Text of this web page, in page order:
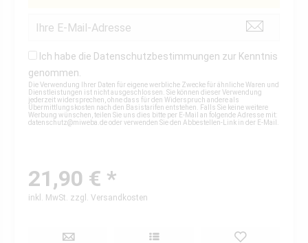
Ich habe die Datenschutzbestimmungen zur Kenntnis
genommen.
Die Verwendung Ihrer Daten für eigene werbliche Zwecke für ähnliche Waren und
Dienstleistungen ist nicht ausgeschlossen. Sie können dieser Verwendung
jederzeit widersprechen, ohne dass für den Widerspruch andere als
Übermittlungskosten nach den Basistarifen entstehen. Falls Sie keine weitere
Werbung wünschen, teilen Sie uns dies bitte per E-Mail an folgende Adresse mit:
datenschutz@miweba.deoder verwenden Sie den Abbestellen-Link in der E-Mail.
21,90 € *
inkl. MwSt. zzgl. Versandkosten